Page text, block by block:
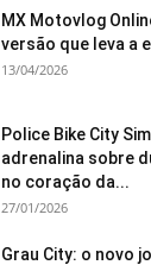
MX Motovlog
versão que leva a
13/04/2026
Police Bike City
adrenalina sobre
no coração da...
27/01/2026
Grau City: o novo